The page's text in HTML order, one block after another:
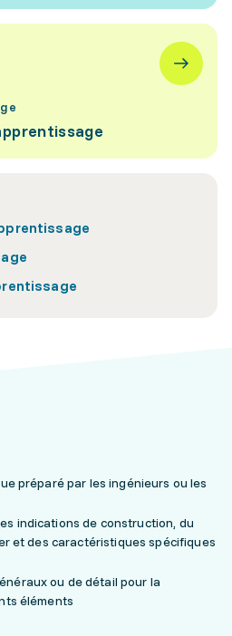
préparé par les ingénieurs ou les
indications de construction, du
et des caractéristiques spécifiques
ou de détail pour la
éléments